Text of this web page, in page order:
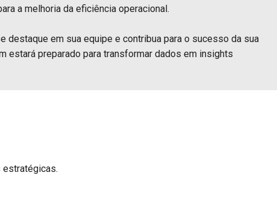
a melhoria da eficiência operacional.
em sua equipe e contribua para o sucesso da sua
estará preparado para transformar dados em insights
estratégicas.